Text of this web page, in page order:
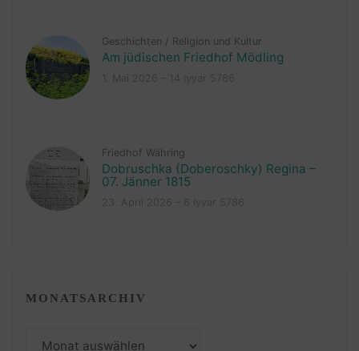
Geschichten / Religion und Kultur
Am jüdischen Friedhof Mödling
Friedhof Währing
Dobruschka (Doberoschky) Regina –
07. Jänner 1815
MONATSARCHIV